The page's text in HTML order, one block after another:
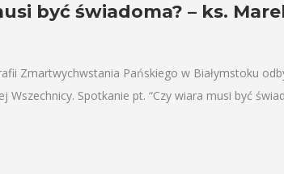
być świadoma? – ks.
Zmartwychwstania Pańskiego w Białymstoku
Wszechnicy. Spotkanie pt. “Czy wiara musi być